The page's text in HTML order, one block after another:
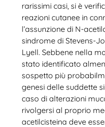
rarissimi casi, si è
reazioni cutanee in
l’assunzione di N-
sindrome di Stevens-
Lyell. Sebbene nella
stato identificato
sospetto più
genesi delle suddette
caso di alterazioni
rivolgersi al proprio
acetilcisteina deve